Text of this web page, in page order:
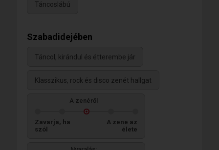
Táncoslábú
Szabadidejében
Táncol, kirándul és étterembe jár
Klasszikus, rock és disco zenét hallgat
A zenéről
Zavarja, ha
szól
A zene az
élete